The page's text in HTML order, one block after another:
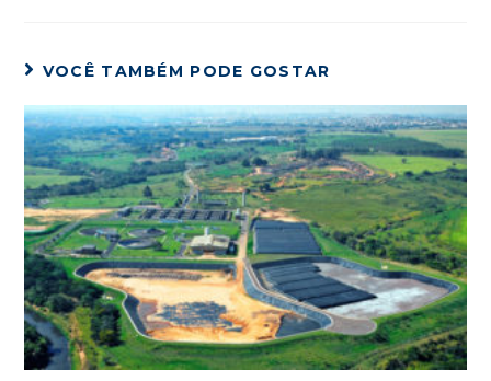
VOCÊ TAMBÉM PODE GOSTAR